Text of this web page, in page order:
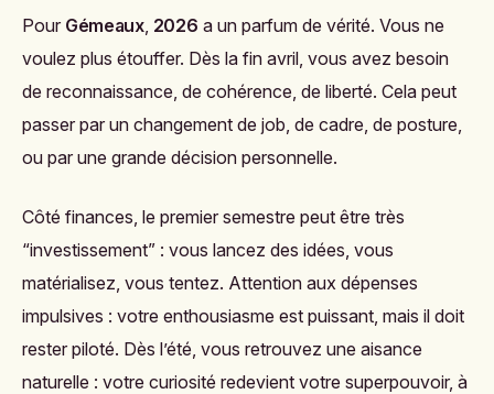
Pour Gémeaux, 2026 a un parfum de vérité. Vous ne
voulez plus étouffer. Dès la fin avril, vous avez besoin
de reconnaissance, de cohérence, de liberté. Cela peut
passer par un changement de job, de cadre, de posture,
ou par une grande décision personnelle.
Côté finances, le premier semestre peut être très
“investissement” : vous lancez des idées, vous
matérialisez, vous tentez. Attention aux dépenses
impulsives : votre enthousiasme est puissant, mais il doit
rester piloté. Dès l’été, vous retrouvez une aisance
naturelle : votre curiosité redevient votre superpouvoir, à